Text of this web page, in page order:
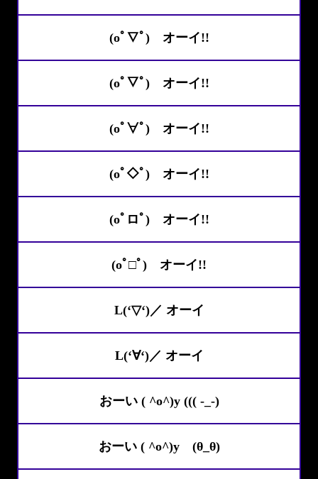
(oﾟ∇ﾟ)ゝオーイ!!
(oﾟ▽ﾟ)ゝオーイ!!
(oﾟ∀ﾟ)ゝオーイ!!
(oﾟ◇ﾟ)ゝオーイ!!
(oﾟロﾟ)ゝオーイ!!
(oﾟ□ﾟ)ゝオーイ!!
L(‘▽‘)／ オーイ
L(‘∀‘)／ オーイ
おーい ( ^o^)y ((( -_-)
おーい ( ^o^)y (θ_θ)